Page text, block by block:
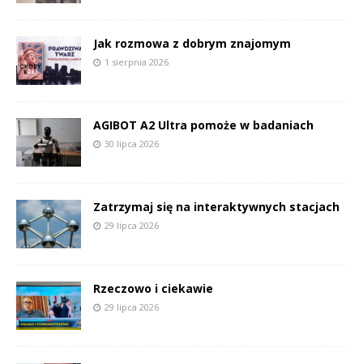
Jak rozmowa z dobrym znajomym
1 sierpnia 2026
AGIBOT A2 Ultra pomoże w badaniach
30 lipca 2026
Zatrzymaj się na interaktywnych stacjach
29 lipca 2026
Rzeczowo i ciekawie
29 lipca 2026